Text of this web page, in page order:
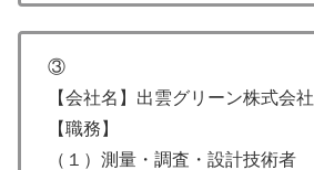
③
【会社名】出雲グリーン株式会社
【職務】
（１）測量・調査・設計技術者